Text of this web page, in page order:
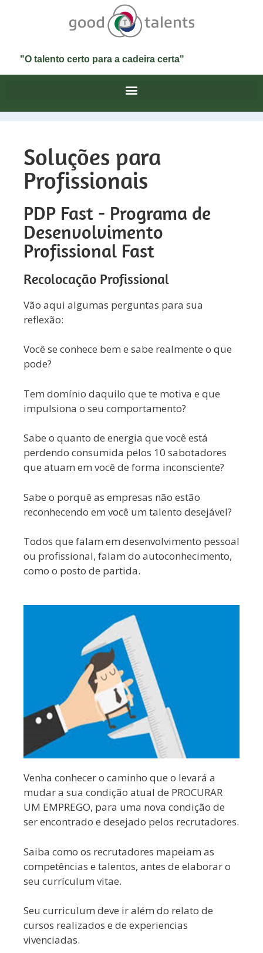
"O talento certo para a cadeira certa"
Soluções para
Profissionais
PDP Fast - Programa de
Desenvolvimento
Profissional Fast
Recolocação Profissional
Vão aqui algumas perguntas para sua
reflexão:
Você se conhece bem e sabe realmente o que
pode?
Tem domínio daquilo que te motiva e que
impulsiona o seu comportamento?
Sabe o quanto de energia que você está
perdendo consumida pelos 10 sabotadores
que atuam em você de forma inconsciente?
Sabe o porquê as empresas não estão
reconhecendo em você um talento desejável?
Todos que falam em desenvolvimento pessoal
ou profissional, falam do autoconhecimento,
como o posto de partida.
Venha conhecer o caminho que o levará a
mudar a sua condição atual de PROCURAR
UM EMPREGO, para uma nova condição de
ser encontrado e desejado pelos recrutadores.
Saiba como os recrutadores mapeiam as
competências e talentos, antes de elaborar o
seu currículum vitae.
Seu curriculum deve ir além do relato de
cursos realizados e de experiencias
vivenciadas.